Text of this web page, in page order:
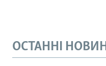
ОСТАННІ